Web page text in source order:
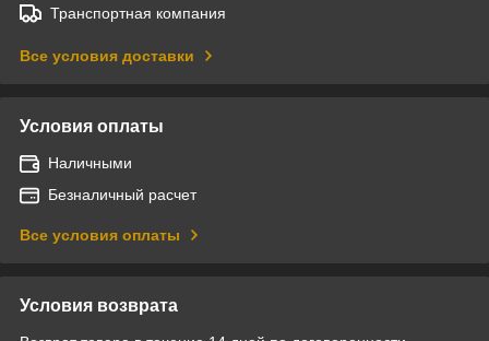
Транспортная компания
Все условия доставки
Условия оплаты
Наличными
Безналичный расчет
Все условия оплаты
Условия возврата